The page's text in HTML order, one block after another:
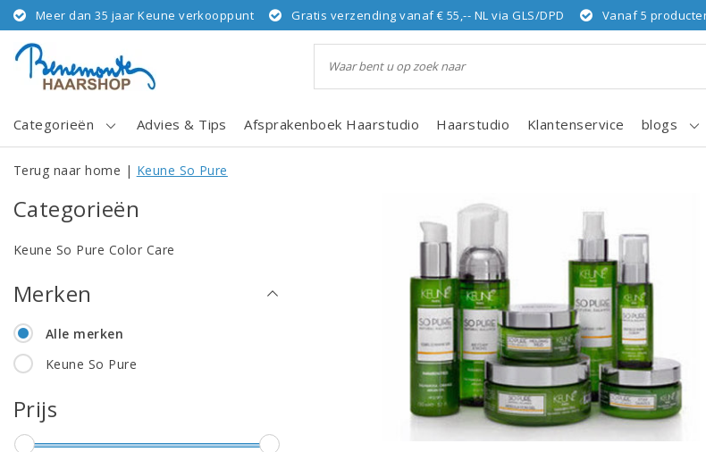
Meer dan 35 jaar Keune verkooppunt Gratis verzending vanaf € 55,-- NL via GLS/DPD Vanaf 5
Categorieën Advies & Tips Afsprakenboek Haarstudio Haarstudio Klantenservice blogs
Terug naar home | Keune So Pure
Categorieën
Keune So Pure Color Care
Merken
Alle merken
Keune So Pure
Prijs